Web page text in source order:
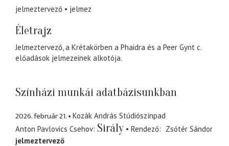
jelmeztervező jelmez
Életrajz
Jelmeztervező, a Krétakörben a Phaidra és a Peer Gynt c.
előadások jelmezeinek alkotója.
Színházi munkái adatbázisunkban
2026. február 21.
Kozák András Stúdiószínpad
Anton Pavlovics Csehov Sirály Rendező
Zsótér Sándor
jelmeztervező